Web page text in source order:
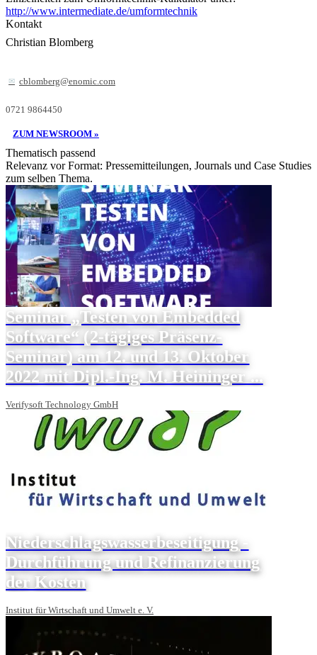
http://www.intermediate.de/umformtechnik
Kontakt
Christian Blomberg
cblomberg@enomic.com
0721 9864450
ZUM NEWSROOM »
Thematisch passend
Relevanz vor Format: Pressemitteilungen, Journals und Case Studies
zum selben Thema.
Seminar „Testen von Embedded
Software“ (2-tägiges Präsenz-
Seminar) am 12. und 13. Oktober
2022 mit Dipl.-Ing. M. Heininger ...
Verifysoft Technology GmbH
Niederschlagswasserbeseitigung -
Durchführung und Refinanzierung
der Kosten
Institut für Wirtschaft und Umwelt e. V.